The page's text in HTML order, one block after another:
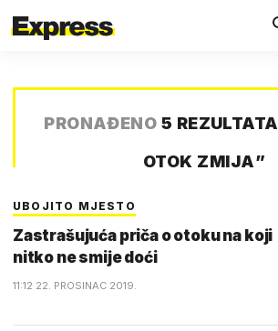
PRONAĐENO 5 REZULTATA
OTOK ZMIJA”
UBOJITO MJESTO
Zastrašujuća priča o otoku na koji
nitko ne smije doći
11:12 22. PROSINAC 2019.